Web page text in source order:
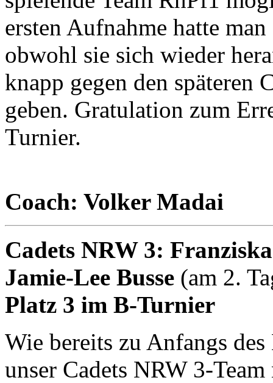
ersten Aufnahme hatte
obwohl sie sich wieder
knapp gegen den späteren
geben. Gratulation zum
Turnier.
Coach: Volker Madai
Cadets NRW 3:
Jamie-Lee Busse (am 2.
Platz 3 im B-Turnier
Wie bereits zu Anfangs
unser Cadets NRW 3-